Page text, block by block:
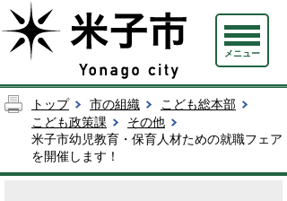
メニュー
トップ 市の組織
こども総本部
こども政策課
その他
米子市幼児教育・保育人材ための就職フェア
を開催します！